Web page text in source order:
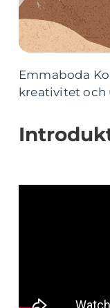
Emmaboda
kreativitet och